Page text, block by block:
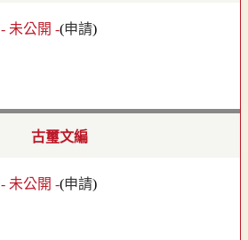
- 未公開 -(申請)
古璽文編
- 未公開 -(申請)